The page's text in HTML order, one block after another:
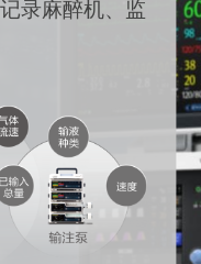
录麻醉机、监